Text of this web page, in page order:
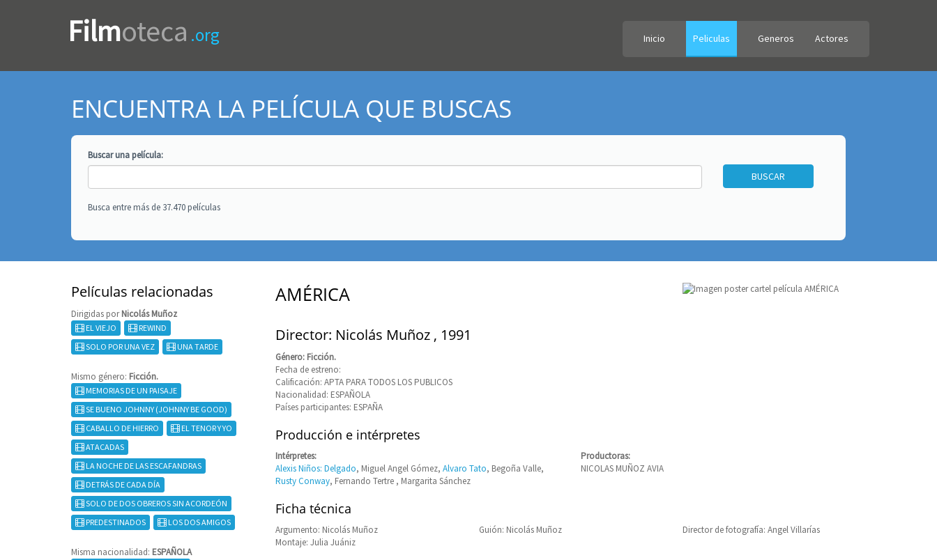
Filmoteca .org Inicio Peliculas Generos Actores
ENCUENTRA LA PELÍCULA QUE BUSCAS
Buscar unapelícula:
Busca entre más de 37.470 películas
Películas relacionadas
Dirigidas porNicolás Muñoz
EL VIEJO
REWIND
SOLO POR UNA VEZ
UNA TARDE
Mismo género: Ficción.
MEMORIAS DE UN PAISAJE
SE BUENO JOHNNY (JOHNNY BE GOOD)
CABALLO DE HIERRO
EL TENOR Y YO
ATACADAS
LA NOCHE DE LAS ESCAFANDRAS
DETRÁS DE CADA DÍA
SOLO DE DOS OBREROS SIN ACORDEÓN
PREDESTINADOS
LOS DOS AMIGOS
Misma nacionalidad: ESPAÑOLA
AMÉRICA
Director: Nicolás Muñoz , 1991
Género: Ficción.
Fecha de estreno:
Calificación: APTA PARA TODOS LOS PUBLICOS
Nacionalidad: ESPAÑOLA
Países participantes: ESPAÑA
Producción e intérpretes
Intérpretes:
Alexis Niños: Delgado, Miguel Angel Gómez, Alvaro Tato, Begoña Valle,
Rusty Conway, Fernando Tertre , Margarita Sánchez
Productoras:
NICOLAS MUÑOZ AVIA
Ficha técnica
Argumento: Nicolás Muñoz Guión: Nicolás Muñoz
Director de fotografía: Angel Villarías
Montaje: Julia Juániz